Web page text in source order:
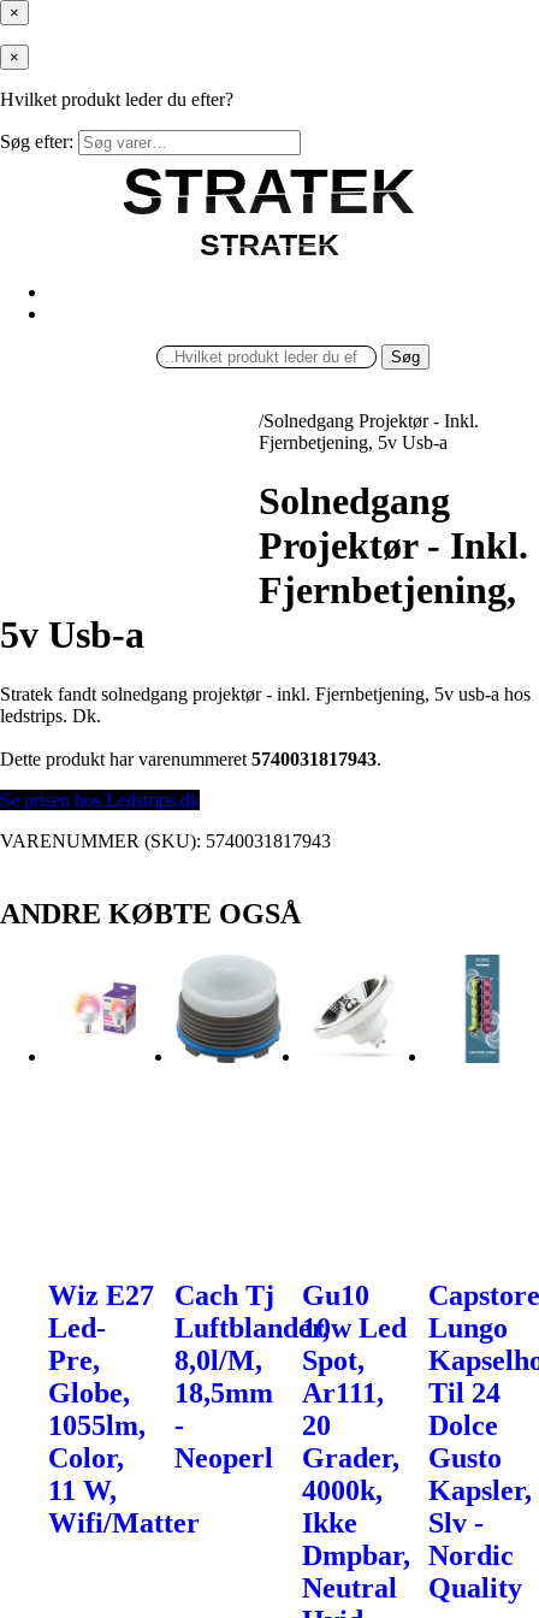
×
×
Hvilket produkt leder du efter?
Søg efter:
STRATEK
STRATEK
STRATEK
STRATEK
Søg
/Solnedgang Projektør - Inkl.
Fjernbetjening, 5v Usb-a
Solnedgang
Projektør - Inkl.
Fjernbetjening,
5v Usb-a
Stratek fandt solnedgang projektør - inkl. Fjernbetjening, 5v usb-a hos
ledstrips. Dk.
Dette produkt har varenummeret 5740031817943.
Se prisen hos Ledstrips.dk
VARENUMMER (SKU): 5740031817943
ANDRE KØBTE OGSÅ
Wiz E27
Led-
Pre,
Globe,
1055lm,
Color,
11 W,
Wifi/Matter
Cach Tj
Luftblander,
8,0l/M,
18,5mm
-
Neoperl
Gu10
10w Led
Spot,
Ar111,
20
Grader,
4000k,
Ikke
Dmpbar,
Neutral
Lungo
Til 24
Dolce
Gusto
Kapsler,
Slv -
Nordic
Quality